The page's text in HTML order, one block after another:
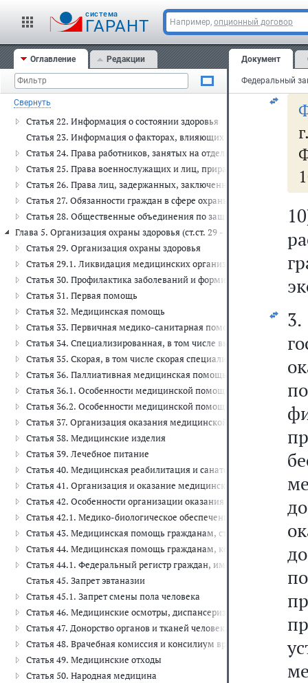
cистема
ГАРАНТ Например, опционный договор
Оглавление Редакции
Свернуть
Статья 16. Полномочия органов государственной власти
Статья 17. Полномочия органов местного самоуправления в
Глава 4. Права и обязанности граждан в сфере охраны здоровья
Статья 18. Право на охрану здоровья
Статья 19. Право на медицинскую помощь
Статья 20. Информированное добровольное согласие на
Статья 21. Выбор врача и медицинской организации
Статья 22. Информация о состоянии здоровья
Статья 23. Информация о факторах, влияющих на здоровье
Статья 24. Права работников, занятых на отдельных видах работ,
Статья 25. Права военнослужащих и лиц, приравненных по
Статья 26. Права лиц, задержанных, заключенных под стражу,
Статья 27. Обязанности граждан в сфере охраны здоровья
Статья 28. Общественные объединения по защите прав граждан в
Глава 5. Организация охраны здоровья (ст.ст. 29 - 50)
Статья 29. Организация охраны здоровья
Статья 29.1. Ликвидация медицинских организаций,
Статья 30. Профилактика заболеваний и формирование здорового
Статья 31. Первая помощь
Статья 32. Медицинская помощь
Статья 33. Первичная медико-санитарная помощь
Статья 34. Специализированная, в том числе
Статья 35. Скорая, в том числе скорая специализированная,
Статья 36. Паллиативная медицинская помощь
Статья 36.1. Особенности медицинской помощи, оказываемой в
Статья 36.2. Особенности медицинской помощи, оказываемой с
Статья 37. Организация оказания медицинской помощи
Статья 38. Медицинские изделия
Статья 39. Лечебное питание
Статья 40. Медицинская реабилитация и санаторно-курортное
Статья 41. Организация и оказание медицинской помощи при
Статья 42. Особенности организации оказания медицинской
Статья 42.1. Медико-биологическое обеспечение спортсменов
Статья 43. Медицинская помощь гражданам, страдающим
Статья 44. Медицинская помощь гражданам, которым
Статья 44.1. Федеральный регистр граждан, имеющих право на
Статья 45. Запрет эвтаназии
Статья 45.1. Запрет смены пола человека
Статья 46. Медицинские осмотры, диспансеризация
Статья 47. Донорство органов и тканей человека и их
Статья 48. Врачебная комиссия и консилиум врачей
Статья 49. Медицинские отходы
Статья 50. Народная медицина
Документ